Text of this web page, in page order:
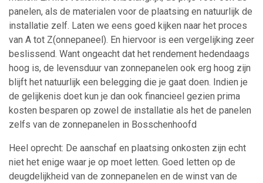
panelen, als de materialen voor de plaatsing en natuurlijk de
installatie zelf. Laten we eens goed kijken naar het proces
van A tot Z(onnepaneel). En hiervoor is een vergelijking zeer
beslissend. Want ongeacht dat het rendement hedendaags
hoog is, de levensduur van zonnepanelen ook erg hoog zijn
blijft het natuurlijk een belegging die je gaat doen. Indien je
de gelijkenis doet kun je dan ook financieel gezien prima
kosten besparen op zowel de installatie als het de panelen
zelfs van de zonnepanelen in Bosschenhoofd
Heel oprecht: De aanschaf en plaatsing onkosten zijn echt
niet het enige waar je op moet letten. Goed letten op de
deugdelijkheid van de zonnepanelen en de winst van de